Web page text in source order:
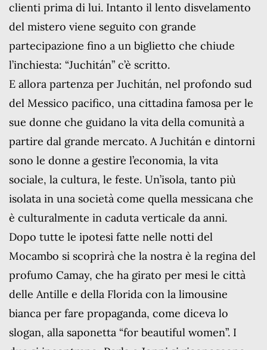
clienti prima di lui. Intanto il lento disvelamento
del mistero viene seguito con grande
partecipazione fino a un biglietto che chiude
l’inchiesta: “Juchitán” c’è scritto.
E allora partenza per Juchitán, nel profondo sud
del Messico pacifico, una cittadina famosa per le
sue donne che guidano la vita della comunità a
partire dal grande mercato. A Juchitán e dintorni
sono le donne a gestire l’economia, la vita
sociale, la cultura, le feste. Un’isola, tanto più
isolata in una società come quella messicana che
è culturalmente in caduta verticale da anni.
Dopo tutte le ipotesi fatte nelle notti del
Mocambo si scoprirà che la nostra è la regina del
profumo Camay, che ha girato per mesi le città
delle Antille e della Florida con la limousine
bianca per fare propaganda, come diceva lo
slogan, alla saponetta “for beautiful women”. I